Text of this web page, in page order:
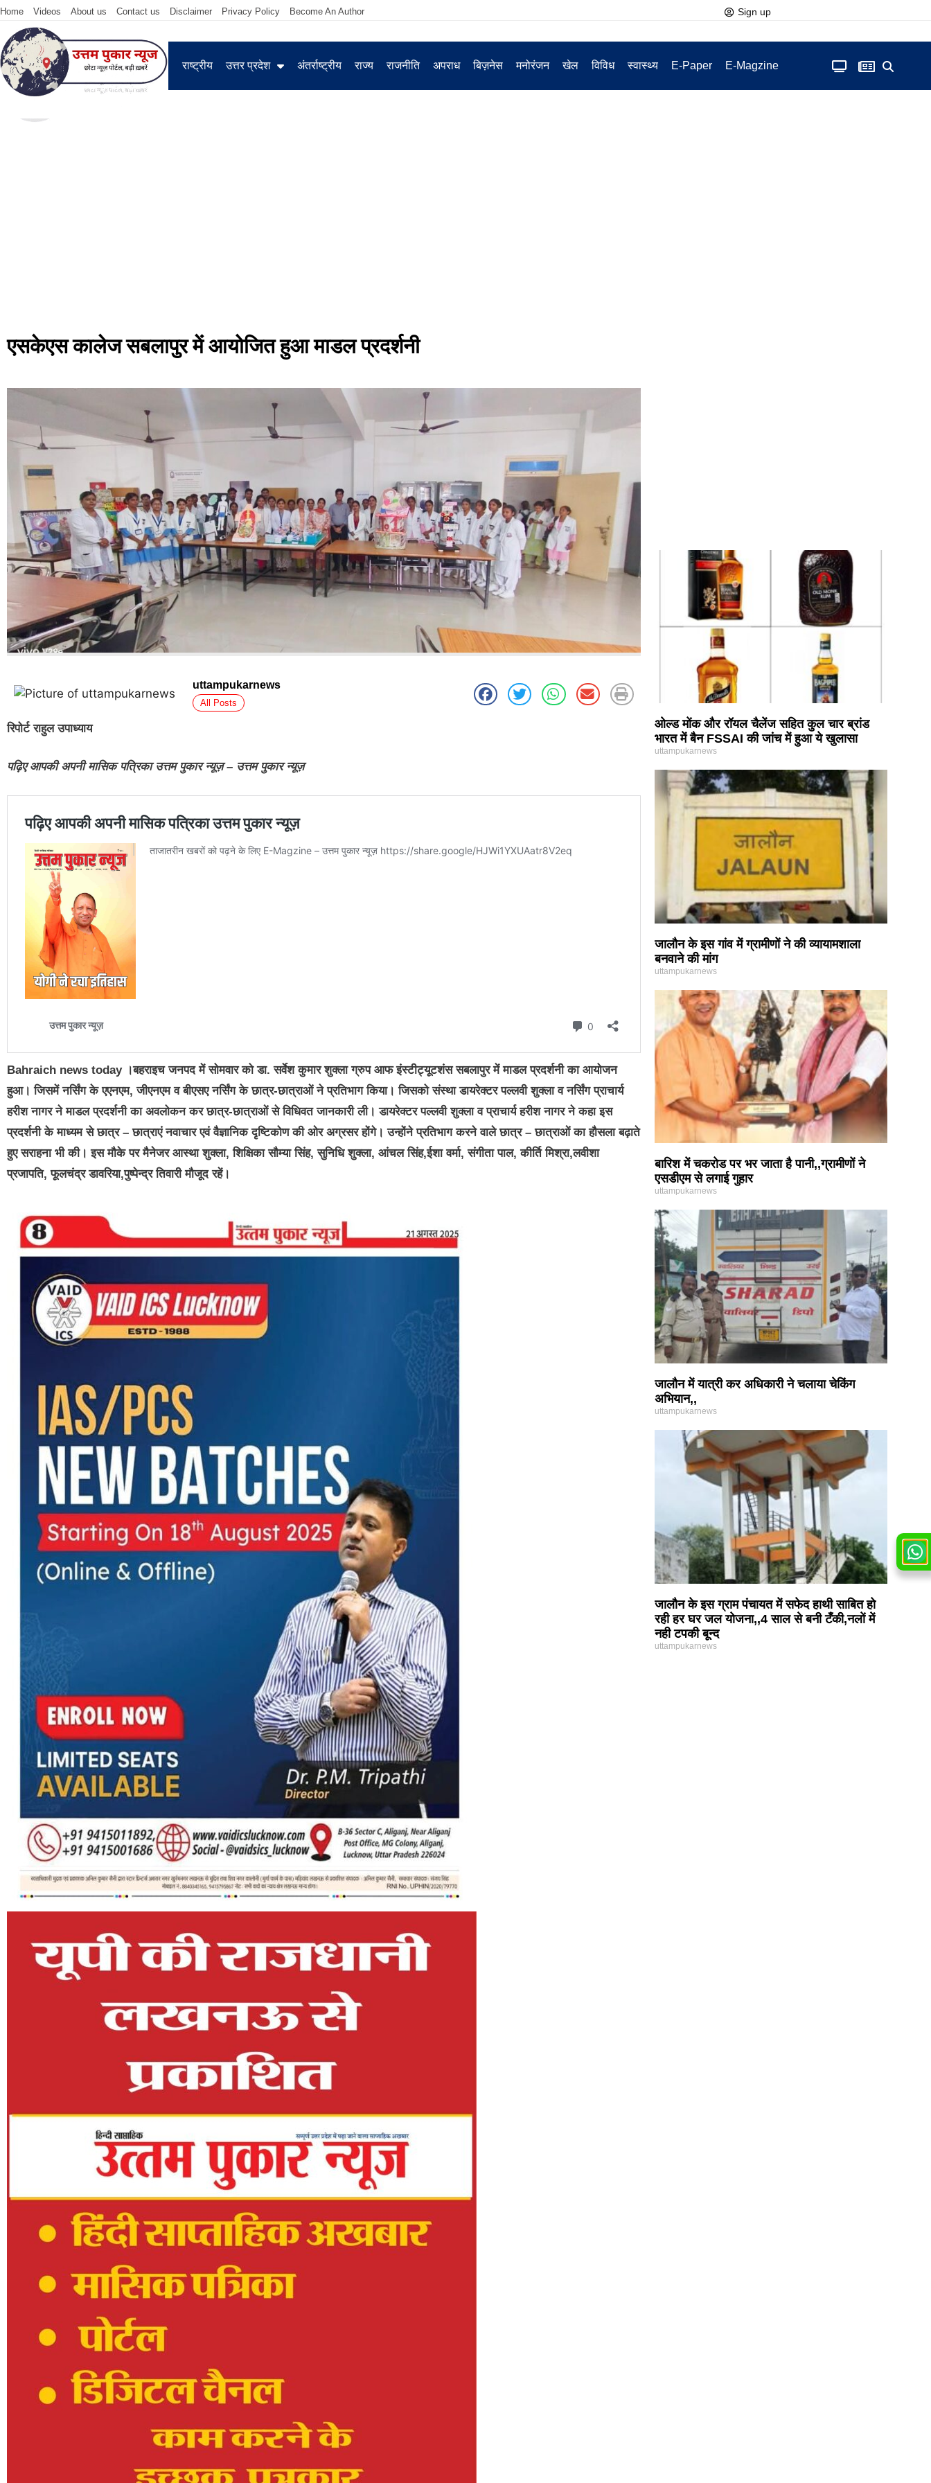
Home Videos About us Contact us Disclaimer Privacy Policy Become An Author Sign up
राष्ट्रीय उत्तर प्रदेश अंतर्राष्ट्रीय राज्य राजनीति अपराध बिज़नेस मनोरंजन खेल विविध स्वास्थ्य E-Paper E-Magzine
एसकेएस कालेज सबलापुर में आयोजित हुआ माडल प्रदर्शनी
uttampukarnews
All Posts
रिपोर्ट राहुल उपाध्याय
पढ़िए आपकी अपनी मासिक पत्रिका उत्तम पुकार न्यूज़ – उत्तम पुकार न्यूज़
Bahraich news today ।बहराइच जनपद में सोमवार को डा. सर्वेश कुमार शुक्ला ग्रुप आफ इंस्टीट्यूटशंस सबलापुर में माडल प्रदर्शनी का आयोजन
हुआ। जिसमें नर्सिंग के एएनएम, जीएनएम व बीएसए नर्सिंग के छात्र-छात्राओं ने प्रतिभाग किया। जिसको संस्था डायरेक्टर पल्लवी शुक्ला व नर्सिंग प्राचार्य
हरीश नागर ने माडल प्रदर्शनी का अवलोकन कर छात्र-छात्राओं से विधिवत जानकारी ली। डायरेक्टर पल्लवी शुक्ला व प्राचार्य हरीश नागर ने कहा इस
प्रदर्शनी के माध्यम से छात्र – छात्राएं नवाचार एवं वैज्ञानिक दृष्टिकोण की ओर अग्रसर होंगे। उन्होंने प्रतिभाग करने वाले छात्र – छात्राओं का हौसला बढ़ाते
हुए सराहना भी की। इस मौके पर मैनेजर आस्था शुक्ला, शिक्षिका सौम्या सिंह, सुनिधि शुक्ला, आंचल सिंह,ईशा वर्मा, संगीता पाल, कीर्ति मिश्रा,लवीशा
प्रजापति, फूलचंद्र डावरिया,पुष्पेन्द्र तिवारी मौजूद रहें।
ओल्ड मोंक और रॉयल चैलेंज सहित कुल चार ब्रांड
भारत में बैन FSSAI की जांच में हुआ ये खुलासा
uttampukarnews
जालौन के इस गांव में ग्रामीणों ने की व्यायामशाला
बनवाने की मांग
uttampukarnews
बारिश में चकरोड पर भर जाता है पानी,,ग्रामीणों ने
एसडीएम से लगाई गुहार
uttampukarnews
जालौन में यात्री कर अधिकारी ने चलाया चेकिंग
अभियान,,
uttampukarnews
जालौन के इस ग्राम पंचायत में सफेद हाथी साबित हो
रही हर घर जल योजना,,4 साल से बनी टँकी,नलों में
नही टपकी बून्द
uttampukarnews